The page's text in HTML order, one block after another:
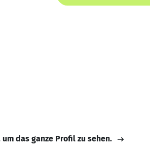
das ganze Profil zu sehen.